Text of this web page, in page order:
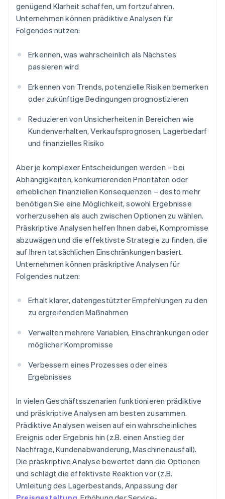
genügend Klarheit schaffen, um fortzufahren.
Unternehmen können prädiktive Analysen für
Folgendes nutzen:
Erkennen, was wahrscheinlich als Nächstes
passieren wird
Erkennen von Trends, potenzielle Risiken bemerken
oder zukünftige Bedingungen prognostizieren
Reduzieren von Unsicherheiten in Bereichen wie
Kundenverhalten, Verkaufsprognosen, Lagerbedarf
und finanzielles Risiko
Aber je komplexer Entscheidungen werden – bei
Abhängigkeiten, konkurrierenden Prioritäten oder
erheblichen finanziellen Konsequenzen – desto mehr
benötigen Sie eine Möglichkeit, sowohl Ergebnisse
vorherzusehen als auch zwischen Optionen zu wählen.
Präskriptive Analysen helfen Ihnen dabei, Kompromisse
abzuwägen und die effektivste Strategie zu finden, die
auf Ihren tatsächlichen Einschränkungen basiert.
Unternehmen können präskriptive Analysen für
Folgendes nutzen:
Erhalt klarer, datengestützter Empfehlungen zu den
zu ergreifenden Maßnahmen
Verwalten mehrere Variablen, Einschränkungen oder
möglicher Kompromisse
Verbessern eines Prozesses oder eines
Ergebnisses
In vielen Geschäftsszenarien funktionieren prädiktive
und präskriptive Analysen am besten zusammen.
Prädiktive Analysen weisen auf ein wahrscheinliches
Ereignis oder Ergebnis hin (z.B. einen Anstieg der
Nachfrage, Kundenabwanderung, Maschinenausfall).
Die präskriptive Analyse bewertet dann die Optionen
und schlägt die effektivste Reaktion vor (z.B.
Umleitung des Lagerbestands, Anpassung der